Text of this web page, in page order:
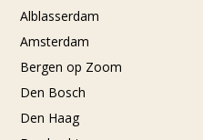
Alblasserdam
Amsterdam
Bergen op Zoom
Den Bosch
Den Haag